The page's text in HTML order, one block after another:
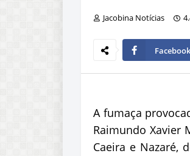
Jacobina Notícias
Facebook
A fumaça
Raimundo Xavier
Caeira e Nazaré,